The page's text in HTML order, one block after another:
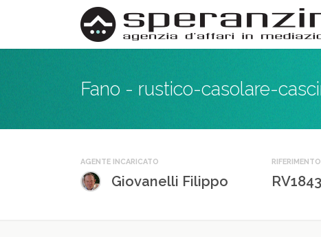
Fano - rustico-casolare-
AGENTE INCARICATO
Giovanelli Filippo
RIFERIMENTO
RV1843